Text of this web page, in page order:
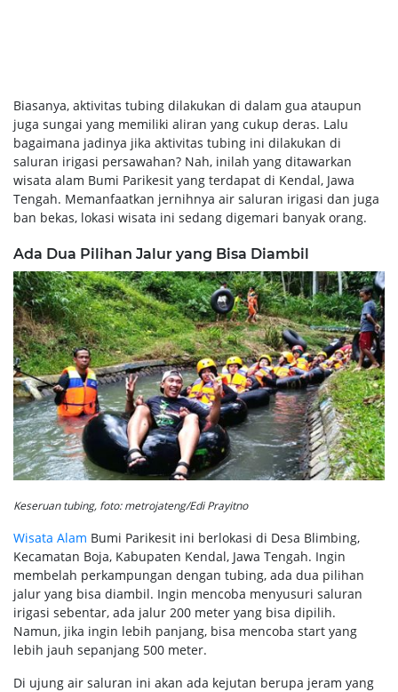
Biasanya, aktivitas tubing dilakukan di dalam gua ataupun
juga sungai yang memiliki aliran yang cukup deras. Lalu
bagaimana jadinya jika aktivitas tubing ini dilakukan di
saluran irigasi persawahan? Nah, inilah yang ditawarkan
wisata alam Bumi Parikesit yang terdapat di Kendal, Jawa
Tengah. Memanfaatkan jernihnya air saluran irigasi dan juga
ban bekas, lokasi wisata ini sedang digemari banyak orang.
Ada Dua Pilihan Jalur yang Bisa Diambil
Keseruan tubing, foto: metrojateng/Edi Prayitno
Wisata Alam Bumi Parikesit ini berlokasi di Desa Blimbing,
Kecamatan Boja, Kabupaten Kendal, Jawa Tengah. Ingin
membelah perkampungan dengan tubing, ada dua pilihan
jalur yang bisa diambil. Ingin mencoba menyusuri saluran
irigasi sebentar, ada jalur 200 meter yang bisa dipilih.
Namun, jika ingin lebih panjang, bisa mencoba start yang
lebih jauh sepanjang 500 meter.
Di ujung air saluran ini akan ada kejutan berupa jeram yang